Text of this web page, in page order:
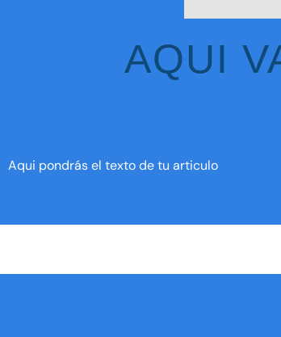
AQUI
Aqui pondrás el texto de tu articulo